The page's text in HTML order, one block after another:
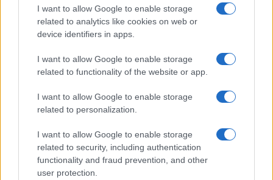
I want to allow Google to enable storage
related to analytics like cookies on web or
device identifiers in apps.
I want to allow Google to enable storage
related to functionality of the website or app.
I want to allow Google to enable storage
related to personalization.
I want to allow Google to enable storage
related to security, including authentication
functionality and fraud prevention, and other
user protection.
της Ζωής μας
Οι άνθρωποι, οι αυθεντικές ιστορίες,
το ελληνικό καλοκαίρι και ένας
πολιτισμός που μας ενώνει κάθε μέρα.
ΟΣΑ ΧΡΕΙΑΖΕΣΑΙ